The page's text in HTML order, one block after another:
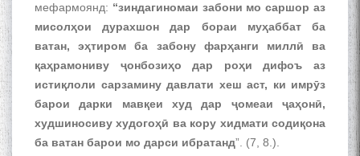
мефармоянд: “зиндагиномаи забони мо саршор аз
мисолҳои дурахшон дар бораи муҳаббат ба
ватан, эҳтиром ба забону фарҳанги миллӣ ва
қаҳрамониву ҷонбозиҳо дар роҳи дифоъ аз
истиқлоли сарзамину давлати хеш аст, ки имрӯз
барои дарки мавқеи худ дар ҷомеаи ҷаҳонӣ,
худшиносиву худогоҳӣ ва кору хидмати содиқона
ба ватан барои мо дарси ибратанд”. (7, 8.).